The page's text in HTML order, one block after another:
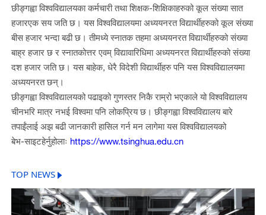
छीङ्गह्वा विश्वविद्यालयका कर्मचारी तथा शिक्षक-शिक्षिकाहरुको कूल संख्या सात
हजारएक सय जति छ। यस विश्वविद्यालयमा अध्ययनरत विद्यार्थीहरुको कूल संख्या
बीस हजार भन्दा बढी छ। तीमध्ये स्नातक तहमा अध्ययनरत विद्यार्थीहरुको संख्या
बाह्र हजार छ र स्नातकोत्तर एवम् विद्यावारिधिमा अध्ययनरत विद्यार्थीहरुको संख्या
दश हजार जति छ। यस बाहेक, धेरै विदेशी विद्यार्थीहरु पनि यस विश्वविद्यालयमा
अध्ययनरत छन्।
छीङ्गह्वा विश्वविद्यालयको पढाइको गुणस्तर निकै राम्रो भएकाले यो विश्वविद्यालय
चीनभरि मात्र नभई विश्वमा पनि लोकप्रिय छ। छीङ्गह्वा विश्वविद्यालय बारे
तपाईंलाई अझ बढी जानकारी हासिल गर्न मन लागेमा यस विश्वविद्यालयको
बेभ-साइटहेर्नुहोलाः https://www.tsinghua.edu.cn
TOP NEWS